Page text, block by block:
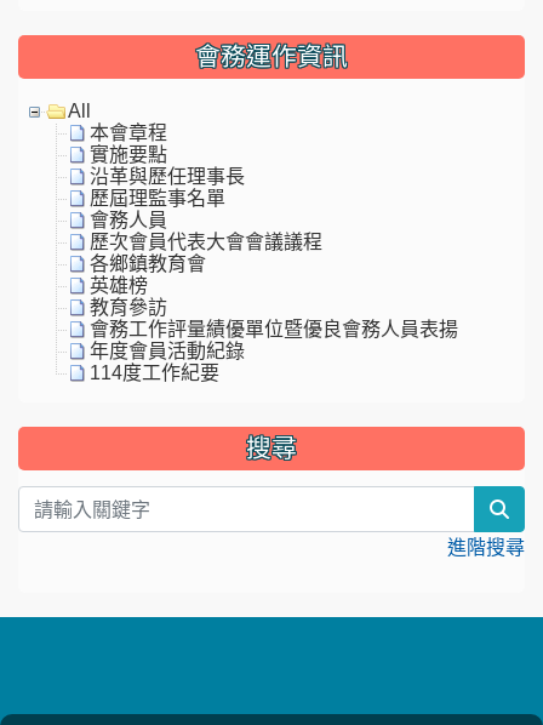
會務運作資訊
All
本會章程
實施要點
沿革與歷任理事長
歷屆理監事名單
會務人員
歷次會員代表大會會議議程
各鄉鎮教育會
英雄榜
教育參訪
會務工作評量績優單位暨優良會務人員表揚
年度會員活動紀錄
114度工作紀要
搜尋
進階搜尋